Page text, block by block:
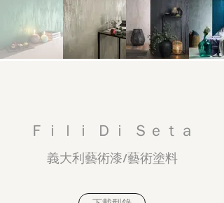
Ｆｉｌｉ Ｄｉ Ｓｅｔａ
義大利藝術漆/藝術塗料